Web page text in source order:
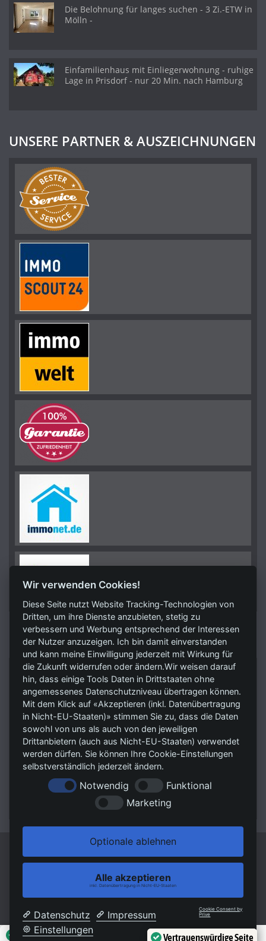
Vertrauenswürdige Seite
Wir verwenden Cookies!
Diese Seite nutzt Website Tracking-Technologien von
Dritten, um ihre Dienste anzubieten, stetig zu
verbessern und Werbung entsprechend der Interessen
der Nutzer anzuzeigen. Ich bin damit einverstanden
und kann meine Einwilligung jederzeit mit Wirkung für
die Zukunft widerrufen oder ändern.Wir weisen darauf
hin, dass einige Tools Daten in Drittstaaten ohne
angemessenes Datenschutzniveau übertragen können.
Mit dem Klick auf «Akzeptieren (inkl. Datenübertragung
in Nicht-EU-Staaten)» stimmen Sie zu, dass die Daten
sowohl von uns als auch von den jeweiligen
Drittanbietern (auch aus Nicht-EU-Staaten) verwendet
werden dürfen. Sie können Ihre Cookie-Einstellungen
selbstverständlich jederzeit ändern.
Notwendig
Funktional
Marketing
Optionale ablehnen
Alle akzeptieren
inkl. Datenübertragung in Nicht-EU-Staaten
Datenschutz
Impressum
Einstellungen
Cookie Consent by
Prive
Die Belohnung für langes suchen - 3 Zi.-ETW in
Mölln -
Einfamilienhaus mit Einliegerwohnung - ruhige
Lage in Prisdorf - nur 20 Min. nach Hamburg
UNSERE PARTNER & AUSZEICHNUNGEN
KONTAKT
RSV Unternehmensmanagement GmbH
Trittauer Straße 7
22946 Großensee
Tel.:04154 - 898 11 11
Fax:04154 - 898 11 19
E-Mail 1: Kaufanfragen@rsvag.de
E-Mail 2: Mietanfragen@rsvag.de
www.RSVImmobilien.de
© RSV Unternehmensmanagement GmbH
Powered by Immonia GmbH
AGB Datenschutz
Außergewöhnlicher Kundenservice